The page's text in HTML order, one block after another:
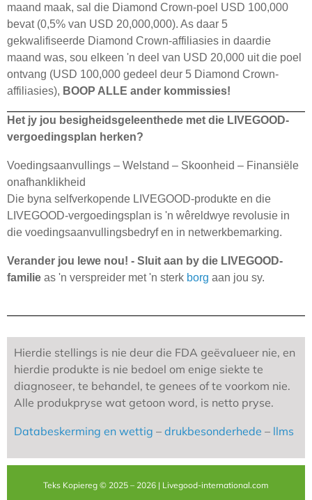
maand maak, sal die Diamond Crown-poel USD 100,000
bevat (0,5% van USD 20,000,000). As daar 5
gekwalifiseerde Diamond Crown-affiliasies in daardie
maand was, sou elkeen 'n deel van USD 20,000 uit die poel
ontvang (USD 100,000 gedeel deur 5 Diamond Crown-
affiliasies), BOOP ALLE ander kommissies!
Het jy jou besigheidsgeleenthede met die LIVEGOOD-
vergoedingsplan herken?
Voedingsaanvullings – Welstand – Skoonheid – Finansiële
onafhanklikheid
Die byna selfverkopende LIVEGOOD-produkte en die
LIVEGOOD-vergoedingsplan is 'n wêreldwye revolusie in
die voedingsaanvullingsbedryf en in netwerkbemarking.
Verander jou lewe nou! - Sluit aan by die LIVEGOOD-
familie as 'n verspreider met 'n sterk borg aan jou sy.
Hierdie stellings is nie deur die FDA geëvalueer nie, en
hierdie produkte is nie bedoel om enige siekte te
diagnoseer, te behandel, te genees of te voorkom nie.
Alle produkpryse wat getoon word, is netto pryse.
Databeskerming en wettig – drukbesonderhede – llms
Teks Kopiereg © 2025 – 2026 | Livegood-international.com